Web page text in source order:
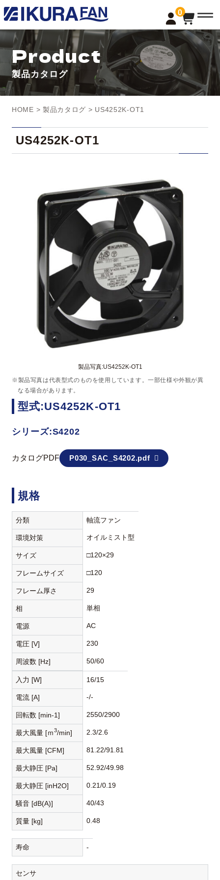
0
t
o
g
l
e
a
v
i
g
a
n
Product
製品カタログ
HOME > 製品カタログ > US4252K-OT1
US4252K-OT1
製品写真:US4252K-OT1
※製品写真は代表型式のものを使用しています。一部仕様や外観が異
なる場合があります。
型式:US4252K-OT1
シリーズ:S4202
カタログPDF P030_SAC_S4202.pdf
規格
分類 軸流ファン
環境対策 オイルミスト型
サイズ □120×29
フレームサイズ □120
フレーム厚さ 29
相 単相
電源 AC
電圧 [V] 230
周波数 [Hz] 50/60
入力 [W] 16/15
電流 [A] -/-
回転数 [min-1] 2550/2900
最大風量 [ｍ3/min] 2.3/2.6
最大風量 [CFM] 81.22/91.81
最大静圧 [Pa] 52.92/49.98
最大静圧 [inH2O] 0.21/0.19
騒音 [dB(A)] 40/43
質量 [kg] 0.48
寿命 -
センサ